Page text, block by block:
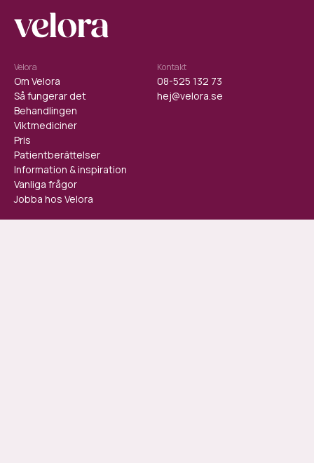
Velora
Om Velora
Så fungerar det
Behandlingen
Viktmediciner
Pris
Patientberättelser
Information & inspiration
Vanliga frågor
Jobba hos Velora
Kontakt
08-525 132 73
hej@velora.se